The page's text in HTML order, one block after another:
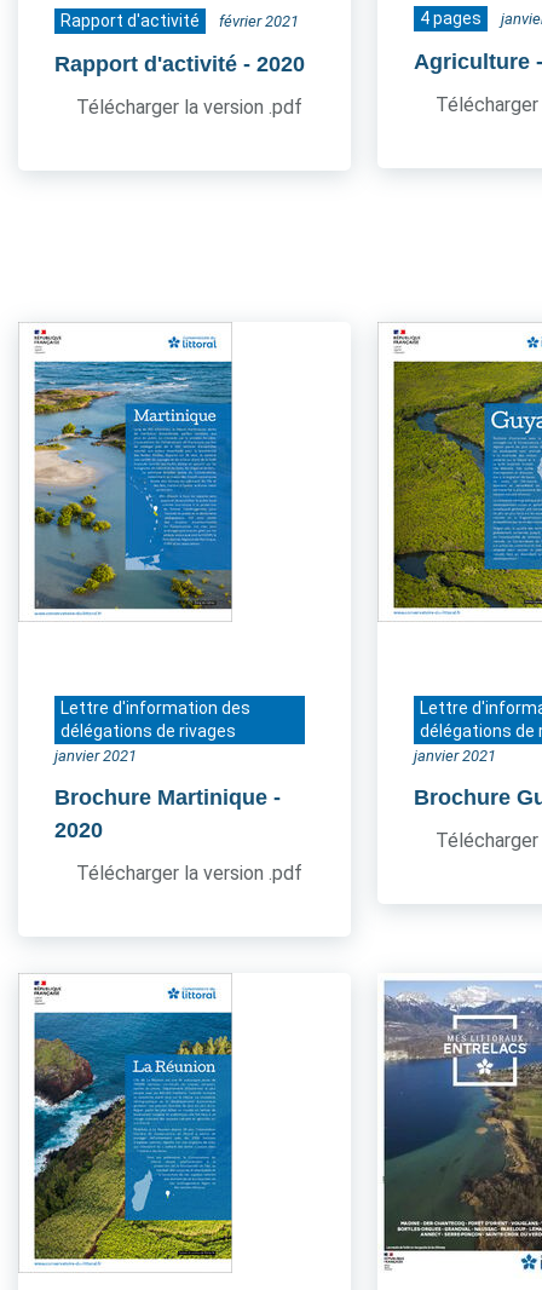
Rapport d'activité février 2021
Rapport d'activité - 2020
Télécharger la version .pdf
4 pages
Agriculture
Lettre d'information des
délégations de rivages
janvier 2021
Brochure Martinique -
2020
Télécharger la version .pdf
Lettre
délégations de
janvier 2021
Brochure